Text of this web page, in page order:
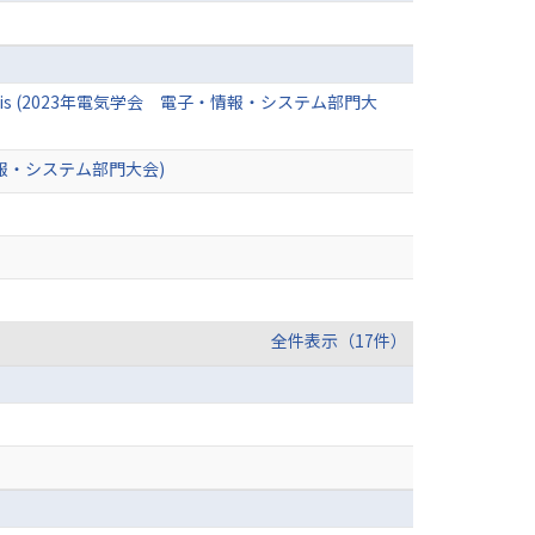
年電気学会 電子・情報・システム部門大
システム部門大会)
全件表示（17件）